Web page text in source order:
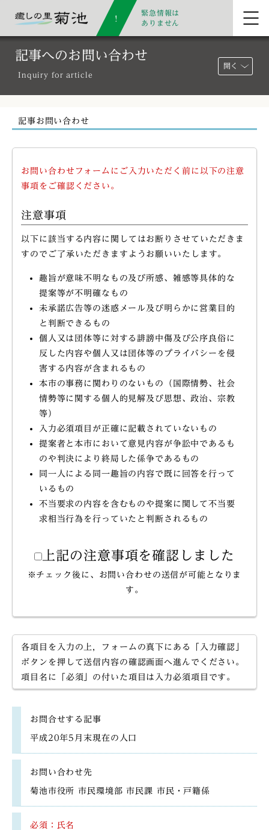
緊急情報は
ありません
記事へのお問い合わせ
Inquiry for article
開く
記事お問い合わせ
お問い合わせフォームにご入力いただく前に以下の注意
事項をご確認ください。
注意事項
以下に該当する内容に関してはお断りさせていただきま
すのでご了承いただきますようお願いいたします。
趣旨が意味不明なもの及び所感、雑感等具体的な
提案等が不明確なもの
未承諾広告等の迷惑メール及び明らかに営業目的
と判断できるもの
個人又は団体等に対する誹謗中傷及び公序良俗に
反した内容や個人又は団体等のプライバシーを侵
害する内容が含まれるもの
本市の事務に関わりのないもの（国際情勢、社会
情勢等に関する個人的見解及び思想、政治、宗教
等）
入力必須項目が正確に記載されていないもの
提案者と本市において意見内容が争訟中であるも
のや判決により終局した係争であるもの
同一人による同一趣旨の内容で既に回答を行って
いるもの
不当要求の内容を含むものや提案に関して不当要
求相当行為を行っていたと判断されるもの
上記の注意事項を確認しました
※チェック後に、お問い合わせの送信が可能となりま
す。
各項目を入力の上，フォームの真下にある「入力確認」
ボタンを押して送信内容の確認画面へ進んでください。
項目名に「必須」の付いた項目は入力必須項目です。
お問合せする記事
平成20年5月末現在の人口
お問い合わせ先
菊池市役所 市民環境部 市民課 市民・戸籍係
必須：氏名